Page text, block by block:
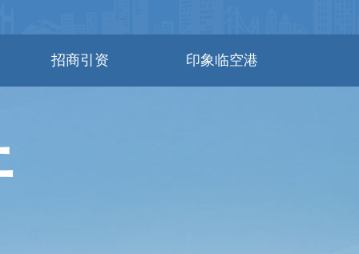
招商引资 印象临空港